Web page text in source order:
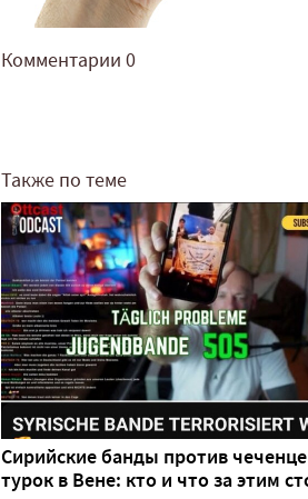
Комментарии 0
Также по теме
Сирийские банды против
турок в Вене: кто и что за этим